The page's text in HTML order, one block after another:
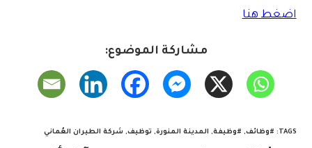
اضغط هنا
مشاركة الموضوع:
TAGS
: #وظائف, #وظيفة, المدينة المنورة, توظيف, شركة الطيران العُماني